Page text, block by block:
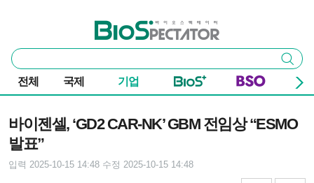
바이오스펙테이터
통
합
검
색
검색
전체 국제 기업
바이젠셀, ‘GD2 CAR-NK’ GBM 전임상 “ESMO
발표”
입력 2025-10-15 14:48 수정 2025-10-15 14:48